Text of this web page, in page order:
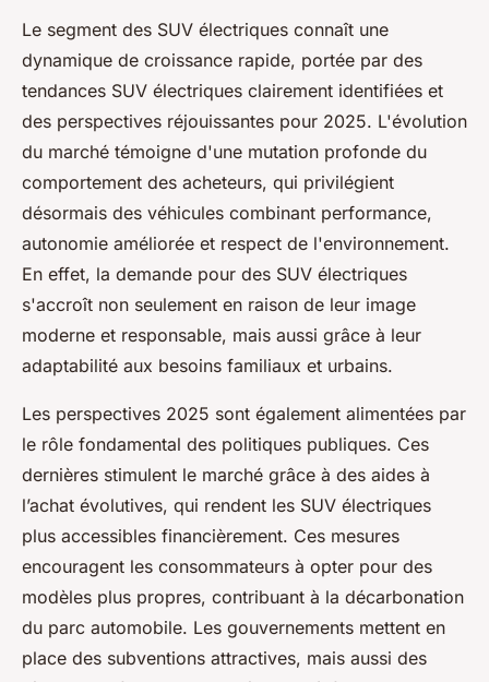
Le segment des SUV électriques connaît une
dynamique de croissance rapide, portée par des
tendances SUV électriques clairement identifiées et
des perspectives réjouissantes pour 2025. L'évolution
du marché témoigne d'une mutation profonde du
comportement des acheteurs, qui privilégient
désormais des véhicules combinant performance,
autonomie améliorée et respect de l'environnement.
En effet, la demande pour des SUV électriques
s'accroît non seulement en raison de leur image
moderne et responsable, mais aussi grâce à leur
adaptabilité aux besoins familiaux et urbains.
Les perspectives 2025 sont également alimentées par
le rôle fondamental des politiques publiques. Ces
dernières stimulent le marché grâce à des aides à
l’achat évolutives, qui rendent les SUV électriques
plus accessibles financièrement. Ces mesures
encouragent les consommateurs à opter pour des
modèles plus propres, contribuant à la décarbonation
du parc automobile. Les gouvernements mettent en
place des subventions attractives, mais aussi des